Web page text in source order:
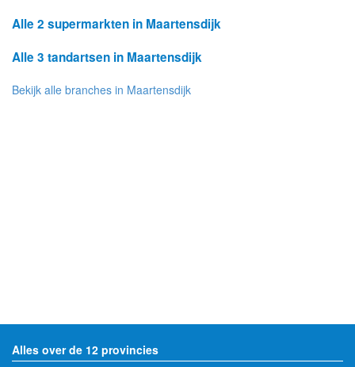
Alle 2 supermarkten in Maartensdijk
Alle 3 tandartsen in Maartensdijk
Bekijk alle branches in Maartensdijk
Alles over de 12 provincies